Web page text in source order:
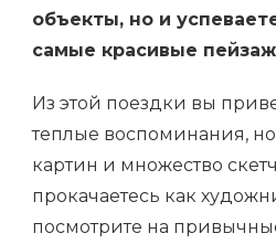
объекты, но и
самые красивые
Из этой поездки вы
теплые воспоминания,
картин и множество
прокачаетесь как
посмотрите на